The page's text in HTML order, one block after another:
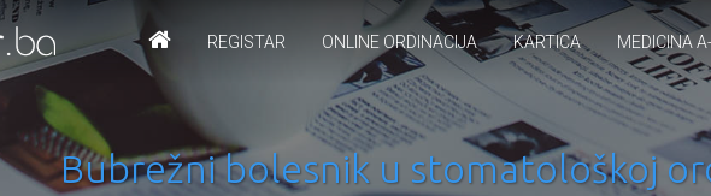
REGISTAR ONLINE ORDINACIJA KARTICA MEDICINA
Bubrežni bolesnik u stomatološkoj